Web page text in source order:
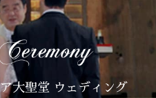
大聖堂 ウェディング